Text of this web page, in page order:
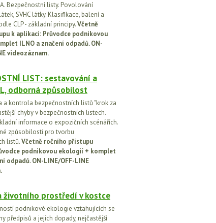
Bezpečnostní listy. Povolování
SVHC látky. Klasifikace, balení a
CLP - základní principy.Včetně
k aplikaci: Průvodce podnikovou
ILNO a značení odpadů. ON-
videozáznam.
LIST: sestavování a
odborná způsobilost
a kontrola bezpečnostních listů "krok za
chyby v bezpečnostních listech.
informace o expozičních scénářích.
způsobilosti pro tvorbu
listů.Včetně ročního přístupu
podnikovou ekologií + komplet
odpadů. ON-LINE/OFF-LINE
životního prostředí v kostce
podnikové ekologie vztahujících se
předpisů a jejich dopady, nejčastější